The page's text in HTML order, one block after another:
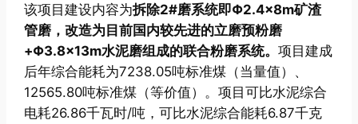
该项目建设内容为拆除2#磨系统即Φ2.4×8m矿渣
管磨，改造为目前国内较先进的立磨预粉磨
+Φ3.8×13m水泥磨组成的联合粉磨系统。项目建成
后年综合能耗为7238.05吨标准煤（当量值）、
12565.80吨标准煤（等价值）。项目可比水泥综合
电耗26.86千瓦时/吨，可比水泥综合能耗6.87千克